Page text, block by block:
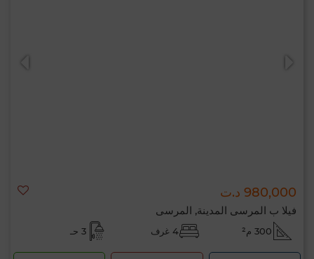
980,000 د.ت
فيلا ب المرسى المدينة, المرسى
300 م² 4 غرف 3 حـ